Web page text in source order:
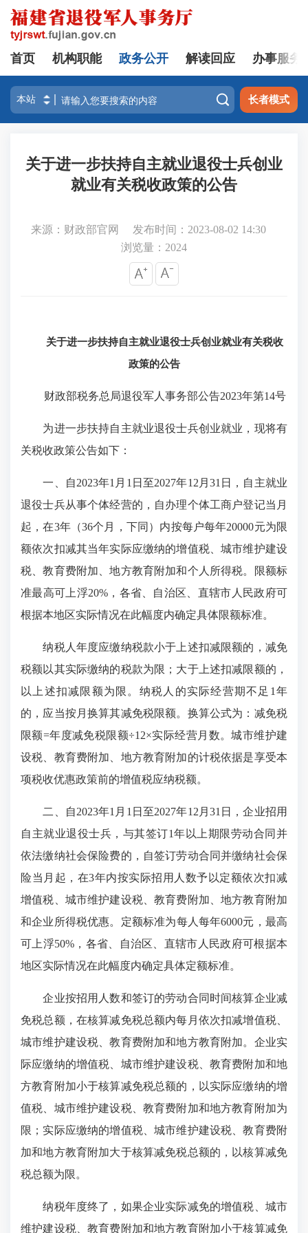
首页 机构职能 政务公开 解读回应 办事服务
 长者模式
关于进一步扶持自主就业退役士兵创业
就业有关税收政策的公告
来源：财政部官网
发布时间：2023-08-02 14:30
浏览量： 2024
关于进一步扶持自主就业退役士兵创业就业有关税收
政策的公告
财政部税务总局退役军人事务部公告2023年第14号
为进一步扶持自主就业退役士兵创业就业，现将有
关税收政策公告如下：
一、自2023年1月1日至2027年12月31日，自主就业
退役士兵从事个体经营的，自办理个体工商户登记当月
起，在3年（36个月，下同）内按每户每年20000元为限
额依次扣减其当年实际应缴纳的增值税、城市维护建设
税、教育费附加、地方教育附加和个人所得税。限额标
准最高可上浮20%，各省、自治区、直辖市人民政府可
根据本地区实际情况在此幅度内确定具体限额标准。
纳税人年度应缴纳税款小于上述扣减限额的，减免
税额以其实际缴纳的税款为限；大于上述扣减限额的，
以上述扣减限额为限。纳税人的实际经营期不足1年
的，应当按月换算其减免税限额。换算公式为：减免税
限额=年度减免税限额÷12×实际经营月数。城市维护建
设税、教育费附加、地方教育附加的计税依据是享受本
项税收优惠政策前的增值税应纳税额。
二、自2023年1月1日至2027年12月31日，企业招用
自主就业退役士兵，与其签订1年以上期限劳动合同并
依法缴纳社会保险费的，自签订劳动合同并缴纳社会保
险当月起，在3年内按实际招用人数予以定额依次扣减
增值税、城市维护建设税、教育费附加、地方教育附加
和企业所得税优惠。定额标准为每人每年6000元，最高
可上浮50%，各省、自治区、直辖市人民政府可根据本
地区实际情况在此幅度内确定具体定额标准。
企业按招用人数和签订的劳动合同时间核算企业减
免税总额，在核算减免税总额内每月依次扣减增值税、
城市维护建设税、教育费附加和地方教育附加。企业实
际应缴纳的增值税、城市维护建设税、教育费附加和地
方教育附加小于核算减免税总额的，以实际应缴纳的增
值税、城市维护建设税、教育费附加和地方教育附加为
限；实际应缴纳的增值税、城市维护建设税、教育费附
加和地方教育附加大于核算减免税总额的，以核算减免
税总额为限。
纳税年度终了，如果企业实际减免的增值税、城市
维护建设税、教育费附加和地方教育附加小于核算减免